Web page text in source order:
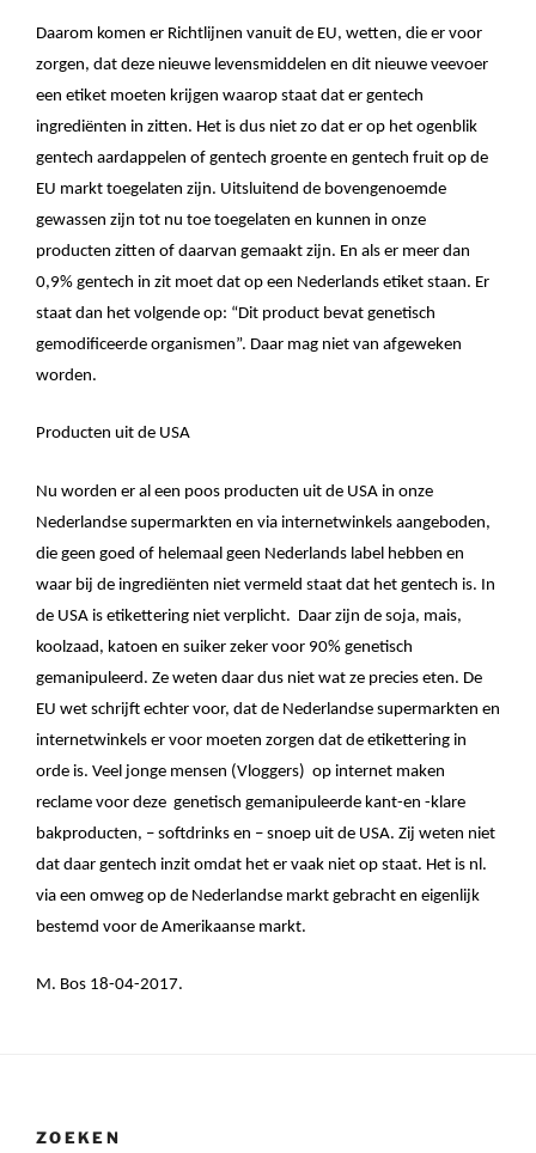
Daarom komen er Richtlijnen vanuit de EU, wetten, die er voor
zorgen, dat deze nieuwe levensmiddelen en dit nieuwe veevoer
een etiket moeten krijgen waarop staat dat er gentech
ingrediënten in zitten. Het is dus niet zo dat er op het ogenblik
gentech aardappelen of gentech groente en gentech fruit op de
EU markt toegelaten zijn. Uitsluitend de bovengenoemde
gewassen zijn tot nu toe toegelaten en kunnen in onze
producten zitten of daarvan gemaakt zijn. En als er meer dan
0,9% gentech in zit moet dat op een Nederlands etiket staan. Er
staat dan het volgende op: “Dit product bevat genetisch
gemodificeerde organismen”. Daar mag niet van afgeweken
worden.
Producten uit de USA
Nu worden er al een poos producten uit de USA in onze
Nederlandse supermarkten en via internetwinkels aangeboden,
die geen goed of helemaal geen Nederlands label hebben en
waar bij de ingrediënten niet vermeld staat dat het gentech is. In
de USA is etikettering niet verplicht. Daar zijn de soja, mais,
koolzaad, katoen en suiker zeker voor 90% genetisch
gemanipuleerd. Ze weten daar dus niet wat ze precies eten. De
EU wet schrijft echter voor, dat de Nederlandse supermarkten en
internetwinkels er voor moeten zorgen dat de etikettering in
orde is. Veel jonge mensen (Vloggers) op internet maken
reclame voor deze genetisch gemanipuleerde kant-en -klare
bakproducten, – softdrinks en – snoep uit de USA. Zij weten niet
dat daar gentech inzit omdat het er vaak niet op staat. Het is nl.
via een omweg op de Nederlandse markt gebracht en eigenlijk
bestemd voor de Amerikaanse markt.
M. Bos 18-04-2017.
ZOEKEN